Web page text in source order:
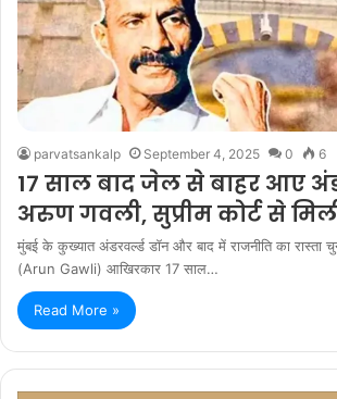
parvatsankalp September 4, 2025 0 6
17 साल बाद जेल से बाहर आए
अरुण गवली, सुप्रीम कोर्ट से
मुंबई के कुख्यात अंडरवर्ल्ड डॉन और बाद में राजनीति का रास्ता
(Arun Gawli) आखिरकार 17 साल…
Read More »